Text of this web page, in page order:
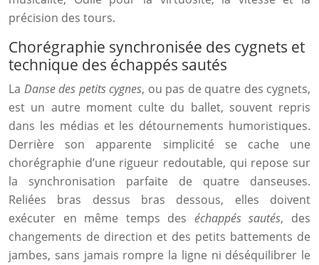
précision des tours.
Chorégraphie synchronisée des cygnets et
technique des échappés sautés
La Danse des petits cygnes, ou pas de quatre des cygnets,
est un autre moment culte du ballet, souvent repris
dans les médias et les détournements humoristiques.
Derrière son apparente simplicité se cache une
chorégraphie d’une rigueur redoutable, qui repose sur
la synchronisation parfaite de quatre danseuses.
Reliées bras dessus bras dessous, elles doivent
exécuter en même temps des échappés sautés, des
changements de direction et des petits battements de
jambes, sans jamais rompre la ligne ni déséquilibrer le